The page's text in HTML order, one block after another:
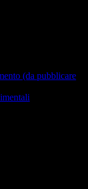
(da pubblicare